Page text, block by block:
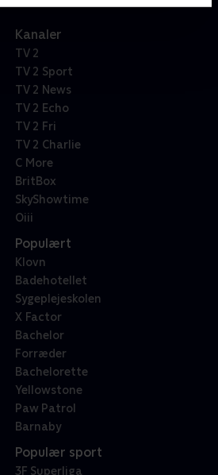
Kanaler
TV 2
TV 2 Sport
TV 2 News
TV 2 Echo
TV 2 Fri
TV 2 Charlie
C More
BritBox
SkyShowtime
Oiii
Populært
Klovn
Badehotellet
Sygeplejeskolen
X Factor
Bachelor
Forræder
Bachelorette
Yellowstone
Paw Patrol
Barnaby
Populær sport
3F Superliga